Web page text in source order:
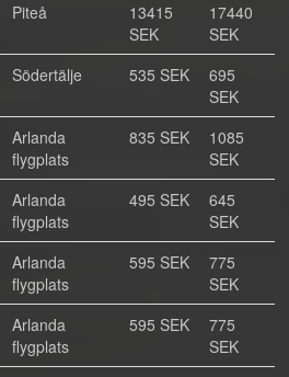
Piteå
13415
SEK
17440
SEK
Södertälje 535 SEK
695
SEK
Arlanda
flygplats
835 SEK
1085
SEK
Arlanda
flygplats
495 SEK
645
SEK
Arlanda
flygplats
595 SEK
775
SEK
Arlanda
flygplats
595 SEK
775
SEK